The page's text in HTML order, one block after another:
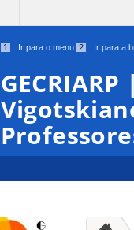
1 Ir para o menu 2 Ir para a